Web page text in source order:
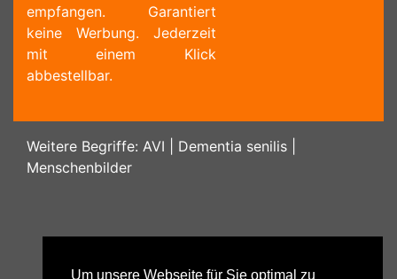
Um unsere Webseite für Sie optimal zu
empfangen. Garantiert
keine Werbung. Jederzeit
mit einem Klick
abbestellbar.
Weitere Begriffe: AVI Dementia senilis
Menschenbilder